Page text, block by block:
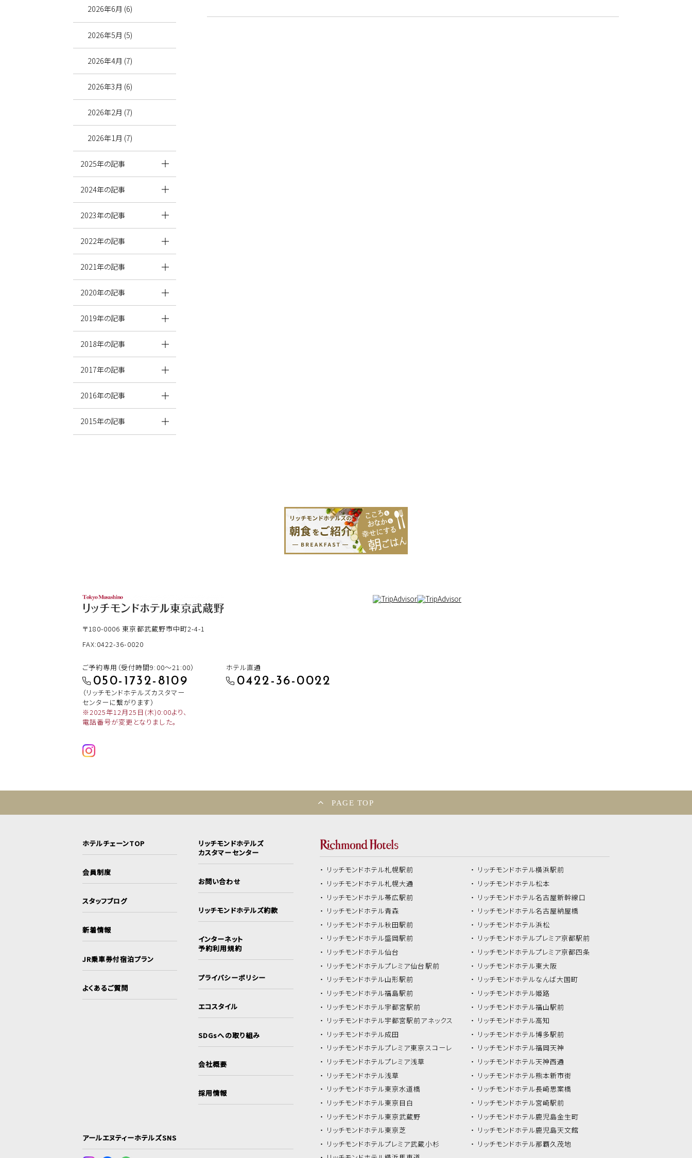
2026年6月 (6)
2026年5月 (5)
2026年4月 (7)
2026年3月 (6)
2026年2月 (7)
2026年1月 (7)
2025年の記事
2024年の記事
2023年の記事
2022年の記事
2021年の記事
2020年の記事
2019年の記事
2018年の記事
2017年の記事
2016年の記事
2015年の記事
〒180-0006東京都武蔵野市中町2-4-1
FAX:0422-36-0020
ご予約専用（受付時間9:00～21:00）
050-1732-8109
（リッチモンドホテルズカスタマー
センターに繋がります）
※2025年12月25日(木)0:00より、
電話番号が変更となりました。
ホテル直通
0422-36-0022
PAGE TOP
ホテルチェーンTOP
会員制度
スタッフブログ
新着情報
JR乗車券付宿泊プラン
よくあるご質問
リッチモンドホテルズ
カスタマーセンター
お問い合わせ
リッチモンドホテルズ約款
インターネット
予約利用規約
プライバシーポリシー
エコスタイル
SDGsへの取り組み
会社概要
採用情報
アールエヌティーホテルズSNS
リッチモンドホテル札幌駅前
リッチモンドホテル札幌大通
リッチモンドホテル帯広駅前
リッチモンドホテル青森
リッチモンドホテル秋田駅前
リッチモンドホテル盛岡駅前
リッチモンドホテル仙台
リッチモンドホテルプレミア仙台駅前
リッチモンドホテル山形駅前
リッチモンドホテル福島駅前
リッチモンドホテル宇都宮駅前
リッチモンドホテル宇都宮駅前アネックス
リッチモンドホテル成田
リッチモンドホテルプレミア東京スコーレ
リッチモンドホテルプレミア浅草
リッチモンドホテル浅草
リッチモンドホテル東京水道橋
リッチモンドホテル東京目白
リッチモンドホテル東京武蔵野
リッチモンドホテル東京芝
リッチモンドホテルプレミア武蔵小杉
リッチモンドホテル横浜駅前
リッチモンドホテル松本
リッチモンドホテル名古屋新幹線口
リッチモンドホテル名古屋納屋橋
リッチモンドホテル浜松
リッチモンドホテルプレミア京都駅前
リッチモンドホテルプレミア京都四条
リッチモンドホテル東大阪
リッチモンドホテルなんば大国町
リッチモンドホテル姫路
リッチモンドホテル福山駅前
リッチモンドホテル高知
リッチモンドホテル博多駅前
リッチモンドホテル福岡天神
リッチモンドホテル天神西通
リッチモンドホテル熊本新市街
リッチモンドホテル長崎思案橋
リッチモンドホテル宮崎駅前
リッチモンドホテル鹿児島金生町
リッチモンドホテル鹿児島天文館
リッチモンドホテル那覇久茂地